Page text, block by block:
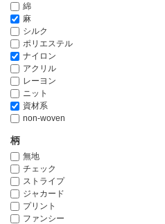
綿
麻
シルク
ポリエステル
ナイロン
アクリル
レーヨン
ニット
資材系
non-woven
柄
無地
チェック
ストライプ
ジャカード
プリント
ファンシー